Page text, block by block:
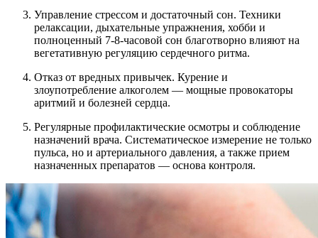
Управление стрессом и достаточный сон. Техники
релаксации, дыхательные упражнения, хобби и
полноценный 7-8-часовой сон благотворно влияют на
вегетативную регуляцию сердечного ритма.
Отказ от вредных привычек. Курение и
злоупотребление алкоголем — мощные провокаторы
аритмий и болезней сердца.
Регулярные профилактические осмотры и соблюдение
назначений врача. Систематическое измерение не только
пульса, но и артериального давления, а также прием
назначенных препаратов — основа контроля.